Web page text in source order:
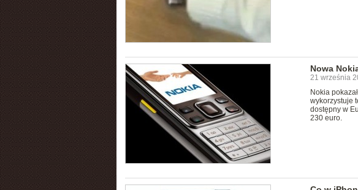
Nowa
21 września
Nokia
wykorzystuje
dostępny w
230 euro.